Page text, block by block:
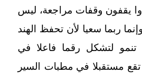
يقفون وقفات مراجعة، ليس
ربما سعيا لأن تحفظ الهند
تنمو لتشكل رقما فاعلا في
تقع مستقبلا في مطبات السير